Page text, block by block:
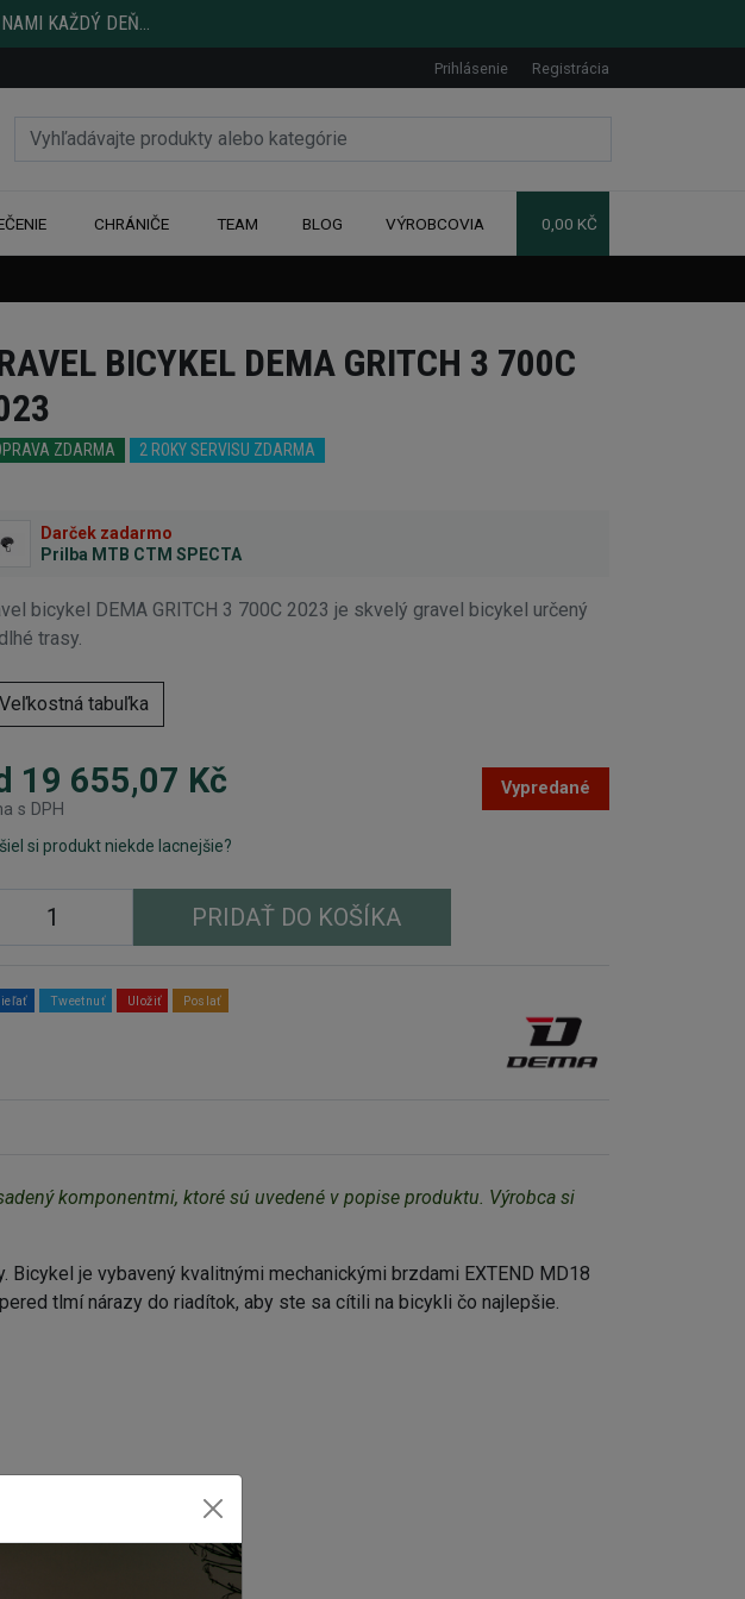
KAŽDÝ DEŇ...
Prihlásenie Registrácia
CHRÁNIČE TEAM BLOG VÝROBCOVIA 0,00 KČ
BICYKEL DEMA GRITCH 3 700C
ZDARMA 2 ROKY SERVISU ZDARMA
Darček zadarmo
Prilba MTB CTM SPECTA
bicykel DEMA GRITCH 3 700C 2023 je skvelý gravel bicykel určený
trasy.
Veľkostná tabuľka
19 655,07 Kč
s DPH
Vypredané
si produkt niekde lacnejšie?
PRIDAŤ DO KOŠÍKA
Tweetnuť Uložiť Poslať
komponentmi, ktoré sú uvedené v popise produktu. Výrobca si
je vybavený kvalitnými mechanickými brzdami EXTEND MD18
tlmí nárazy do riadítok, aby ste sa cítili na bicykli čo najlepšie.